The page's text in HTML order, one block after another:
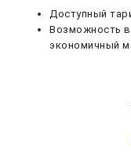
Доступный
Возможность
экономичный